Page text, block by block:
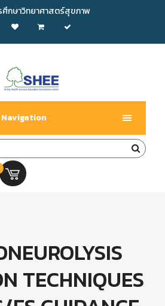
ศึกษาวิทยาศาสตร์สุขภาพ
Navigation
TECHNIQUES